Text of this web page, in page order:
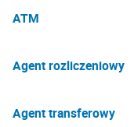
ATM
Agent rozliczeniowy
Agent transferowy